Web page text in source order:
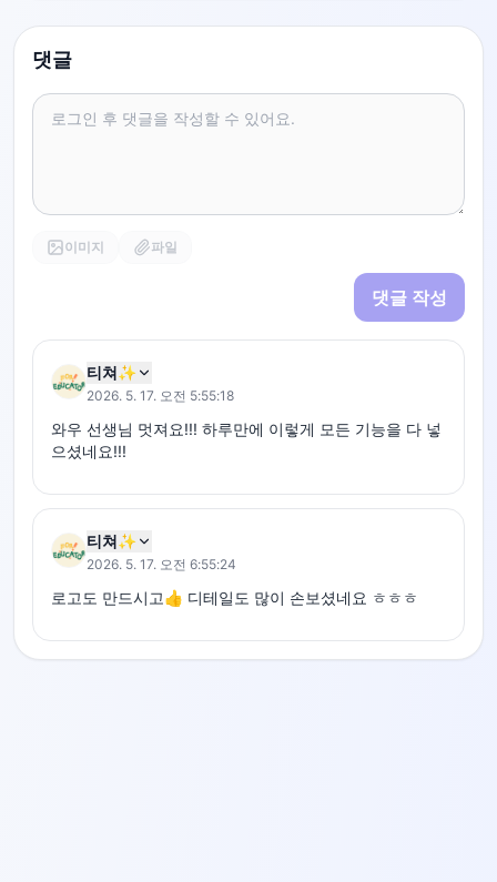
댓글
이미지 파일
댓글 작성
티쳐✨
2026. 5. 17. 오전 5:55:18
와우 선생님 멋져요!!! 하루만에 이렇게 모든 기능을 다 넣
으셨네요!!!
티쳐✨
2026. 5. 17. 오전 6:55:24
로고도 만드시고👍 디테일도 많이 손보셨네요 ㅎㅎㅎ